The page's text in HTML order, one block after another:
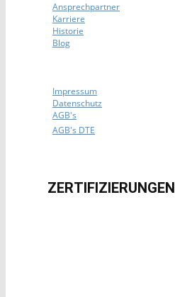
Ansprechpartner
Karriere
Historie
Blog
Impressum
Datenschutz
AGB's
AGB's DTE
ZERTIFIZIERUNG​EN